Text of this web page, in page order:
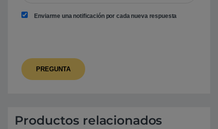
Enviarme una notificación por cada nueva respuesta
Productos relacionados